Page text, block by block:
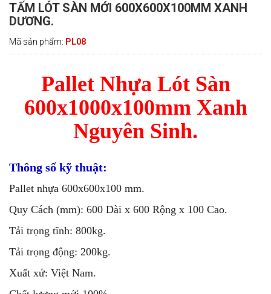
TẤM LÓT SÀN MỚI 600X600X100MM XANH
DƯƠNG.
Mã sản phẩm: PL08
Pallet Nhựa Lót Sàn
600x1000x100mm Xanh
Nguyên Sinh.
Thông số kỹ thuật:
Pallet nhựa 600x600x100 mm.
Quy Cách (mm): 600 Dài x 600 Rộng x 100 Cao.
Tải trọng tĩnh: 800kg.
Tải trọng động: 200kg.
Xuất xứ: Việt Nam.